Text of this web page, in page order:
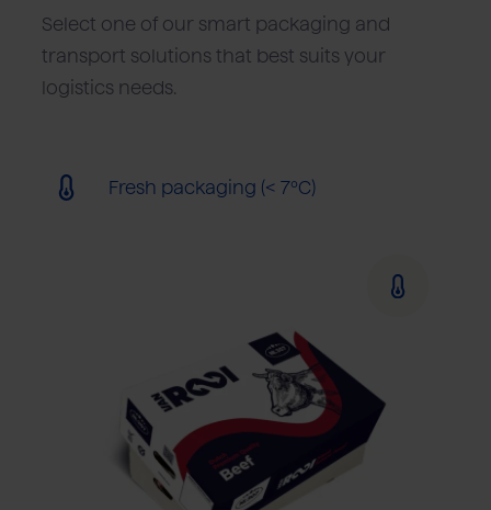
Select one of our smart packaging and
transport solutions that best suits your
logistics needs.
Fresh packaging (< 7ºC)